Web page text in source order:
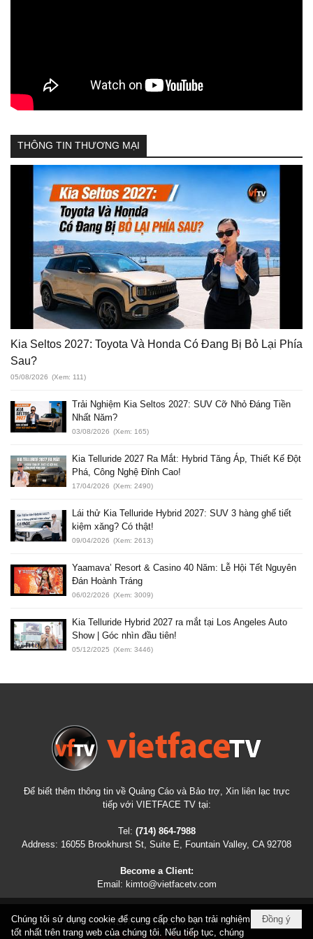
THÔNG TIN THƯƠNG MẠI
Kia Seltos 2027: Toyota Và Honda Có Đang Bị Bỏ Lại Phía
Sau?
05/08/2026 (Xem: 111)
Trải Nghiệm Kia Seltos 2027: SUV Cỡ Nhỏ Đáng Tiền
Nhất Năm?
03/08/2026 (Xem: 165)
Kia Telluride 2027 Ra Mắt: Hybrid Tăng Áp, Thiết Kế Đột
Phá, Công Nghệ Đỉnh Cao!
17/04/2026 (Xem: 2490)
Lái thử Kia Telluride Hybrid 2027: SUV 3 hàng ghế tiết
kiệm xăng? Có thật!
09/04/2026 (Xem: 2613)
Yaamava’ Resort & Casino 40 Năm: Lễ Hội Tết Nguyên
Đán Hoành Tráng
06/02/2026 (Xem: 3009)
Kia Telluride Hybrid 2027 ra mắt tại Los Angeles Auto
Show | Góc nhìn đầu tiên!
05/12/2025 (Xem: 3446)
Để biết thêm thông tin về Quảng Cáo và Bảo trợ, Xin liên lạc trực
tiếp với VIETFACE TV tại:
Tel: (714) 864-7988
Address: 16055 Brookhurst St, Suite E, Fountain Valley, CA 92708
Become a Client:
Email: kimto@vietfacetv.com
COPYRIGHT © 2026VIETFACETV.COM ALL RIGHTS RESERVED
Đồng ý
Chúng tôi sử dụng cookie để cung cấp cho bạn trải nghiệm
tốt nhất trên trang web của chúng tôi. Nếu tiếp tục, chúng